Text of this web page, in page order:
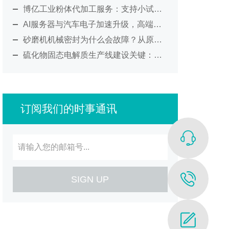
博亿工业粉体代加工服务：支持小试验证、纳米研磨及工艺放大
AI服务器与汽车电子加速升级，高端MLCC材料制造迎来新考验
砂磨机机械密封为什么会故障？从原理到维护全面解析
硫化物固态电解质生产线建设关键：从环境控制到工艺集成的系统化解决方案
订阅我们的时事通讯
SIGN UP